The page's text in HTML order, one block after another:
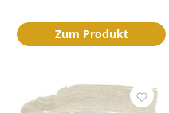
Zum Produkt